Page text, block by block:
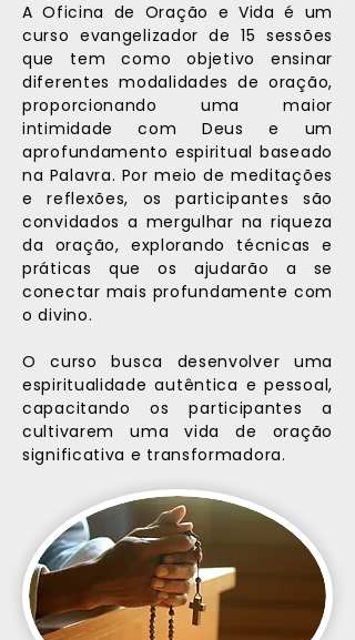
A Oficina de Oração e Vida é um
curso evangelizador de 15 sessões
que tem como objetivo ensinar
diferentes modalidades de oração,
proporcionando uma maior
intimidade com Deus e um
aprofundamento espiritual baseado
na Palavra. Por meio de meditações
e reflexões, os participantes são
convidados a mergulhar na riqueza
da oração, explorando técnicas e
práticas que os ajudarão a se
conectar mais profundamente com
o divino.
O curso busca desenvolver uma
espiritualidade autêntica e pessoal,
capacitando os participantes a
cultivarem uma vida de oração
significativa e transformadora.